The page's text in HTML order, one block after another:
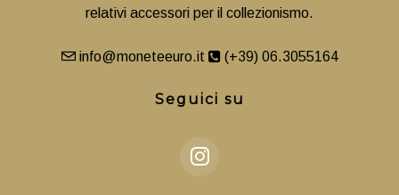
relativi accessori per il collezionismo.
info@moneteeuro.it (+39) 06.3055164
Seguici su